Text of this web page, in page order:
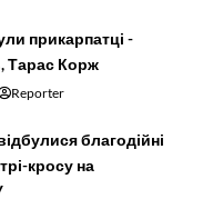
прикарпатці -
Тарас Корж
Reporter
благодійні
кросу на